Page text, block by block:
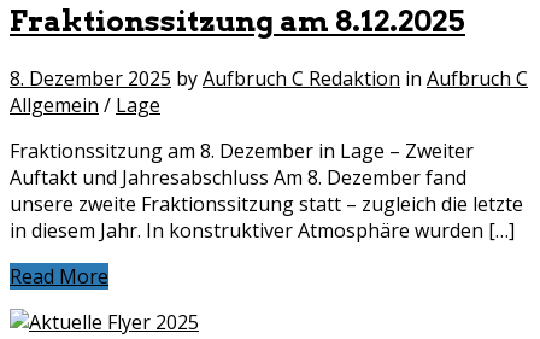
Fraktionssitzung am 8.12.2025
8. Dezember 2025 byAufbruch C Redaktion in Aufbruch C
Allgemein / Lage
Fraktionssitzung am 8. Dezember in Lage – Zweiter
Auftakt und Jahresabschluss Am 8. Dezember fand
unsere zweite Fraktionssitzung statt – zugleich die letzte
in diesem Jahr. In konstruktiver Atmosphäre wurden […]
Read More